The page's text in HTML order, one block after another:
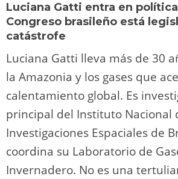
Luciana Gatti entra en
Congreso brasileño está
catástrofe
Luciana Gatti lleva más de 30
la Amazonia y los gases que
calentamiento global. Es
principal del Instituto Nacional
Investigaciones Espaciales de
coordina su Laboratorio de
Invernadero. No es una